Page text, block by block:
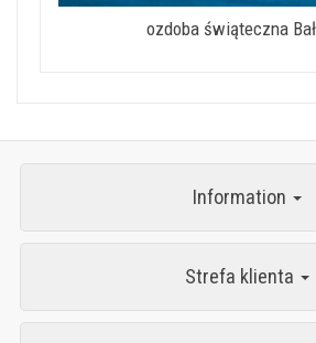
ozdoba świąteczna
Information
Strefa klienta